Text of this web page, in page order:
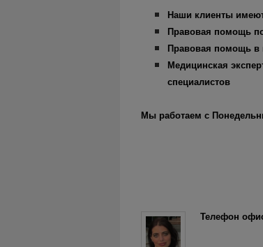
Наши клиенты
Правовая помощь
Правовая помощь в
Медицинская
специалистов
Мы работаем с
Телефон